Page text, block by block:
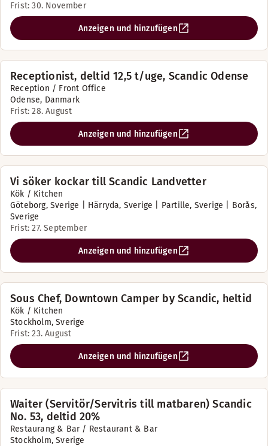
Frist: 30. November
Anzeigen und hinzufügen
Receptionist, deltid 12,5 t/uge, Scandic Odense
Reception / Front Office
Odense, Danmark
Frist: 28. August
Anzeigen und hinzufügen
Vi söker kockar till Scandic Landvetter
Kök / Kitchen
Göteborg, Sverige | Härryda, Sverige | Partille, Sverige | Borås,
Sverige
Frist: 27. September
Anzeigen und hinzufügen
Sous Chef, Downtown Camper by Scandic, heltid
Kök / Kitchen
Stockholm, Sverige
Frist: 23. August
Anzeigen und hinzufügen
Waiter (Servitör/Servitris till matbaren) Scandic
No. 53, deltid 20%
Restaurang & Bar / Restaurant & Bar
Stockholm, Sverige